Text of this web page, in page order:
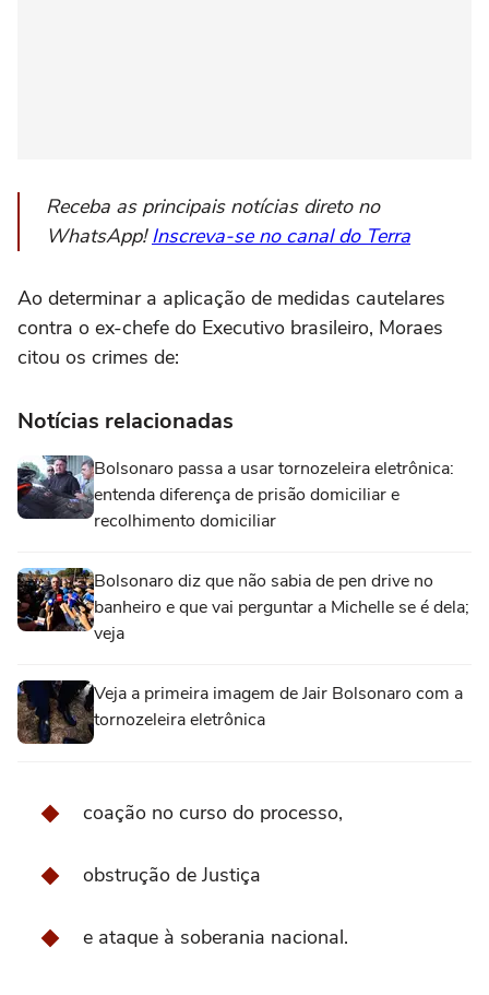
Receba as principais notícias direto no
WhatsApp!Inscreva-se no canal do Terra
Ao determinar a aplicação de medidas cautelares
contra o ex-chefe do Executivo brasileiro, Moraes
citou os crimes de:
Notícias relacionadas
Bolsonaro passa a usar tornozeleira eletrônica:
entenda diferença de prisão domiciliar e
recolhimento domiciliar
Bolsonaro diz que não sabia de pen drive no
banheiro e que vai perguntar a Michelle se é dela;
veja
Veja a primeira imagem de Jair Bolsonaro com a
tornozeleira eletrônica
coação no curso do processo,
obstrução de Justiça
e ataque à soberania nacional.